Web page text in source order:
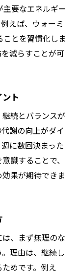
主要なエネルギー
えば、ウォーミ
ことを習慣化しま
減らすことが可
ト
続とバランスが
謝の向上がダイ
に数回決まった
識することで、
果が期待できま
、まず無理のな
理由は、継続し
めです。例え